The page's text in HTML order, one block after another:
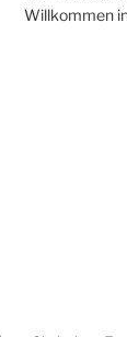
Willkommen